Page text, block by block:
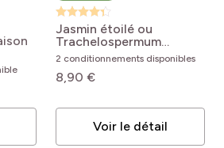
Jasmin étoilé ou
Trachelospermum
asiaticum PINK
SHOWERS ®
Trachelospermum
2 conditionnements disponibles
8,90 €
Voir le détail